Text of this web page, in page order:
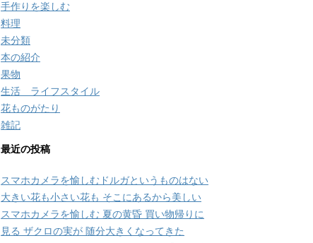
手作りを楽しむ
料理
未分類
本の紹介
果物
生活 ライフスタイル
花ものがたり
雑記
最近の投稿
スマホカメラを愉しむドルガというものはない
大きい花も小さい花も そこにあるから美しい
スマホカメラを愉しむ 夏の黄昏 買い物帰りに
見る ザクロの実が 随分大きくなってきた